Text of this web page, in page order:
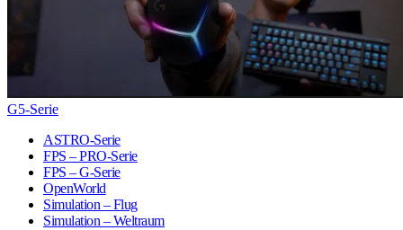
G5-Serie
ASTRO-Serie
FPS – PRO-Serie
FPS – G-Serie
OpenWorld
Simulation – Flug
Simulation – Weltraum